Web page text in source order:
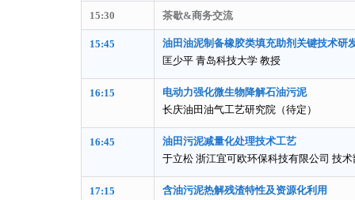
15:30 茶歇&商务交流
15:45
油田油泥制备橡胶类填充助剂关键技术研
匡少平 青岛科技大学 教授
16:15
电动力强化微生物降解石油污泥
长庆油田油气工艺研究院（待定）
16:45 油田污泥减量化处理技术工艺
于立松 浙江宜可欧环保科技有限公司 技
17:15
含油污泥热解残渣特性及资源化利用